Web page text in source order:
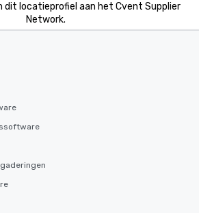
dit locatieprofiel aan het Cvent Supplier
Network.